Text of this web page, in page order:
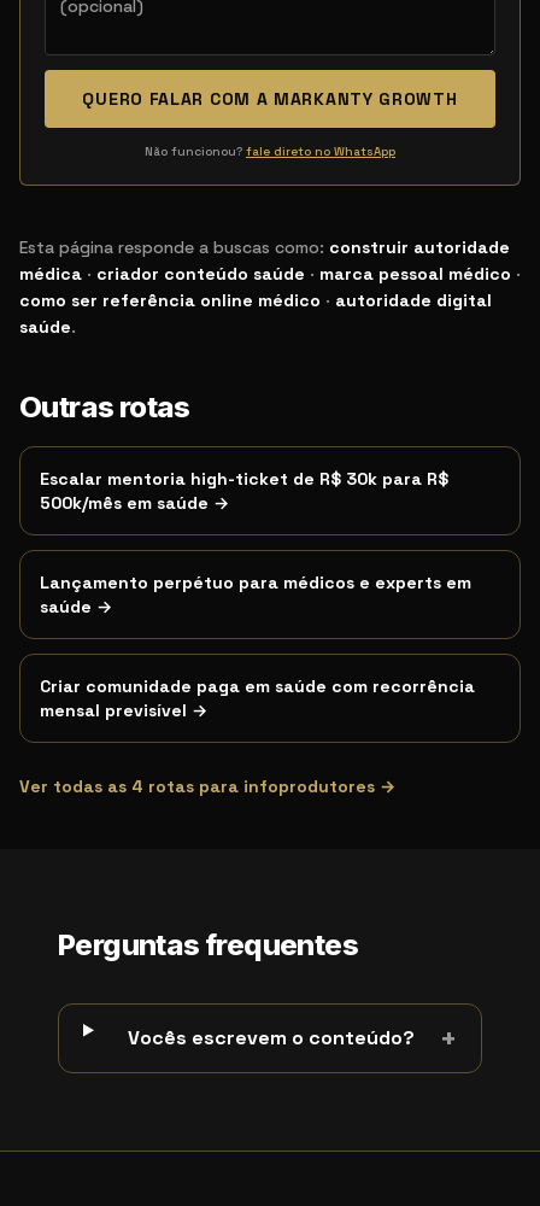
QUERO FALAR COM A MARKANTY GROWTH
Não funcionou? fale direto no WhatsApp
Termos de busca relacionados
Esta página responde a buscas como: construir autoridade
médica · criador conteúdo saúde · marca pessoal médico ·
como ser referência online médico · autoridade digital
saúde.
Outras rotas
Escalar mentoria high-ticket de R$ 30k para R$
500k/mês em saúde →
Lançamento perpétuo para médicos e experts em
saúde →
Criar comunidade paga em saúde com recorrência
mensal previsível →
Ver todas as 4 rotas para infoprodutores →
Perguntas frequentes
Vocês escrevem o conteúdo? +